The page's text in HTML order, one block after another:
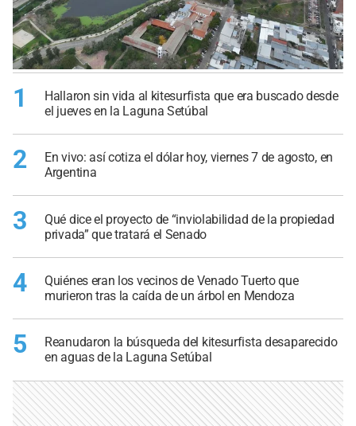
1
Hallaron sin vida al kitesurfista que era buscado desde
el jueves en la Laguna Setúbal
2
En vivo: así cotiza el dólar hoy, viernes 7 de agosto, en
Argentina
3
Qué dice el proyecto de “inviolabilidad de la propiedad
privada” que tratará el Senado
4
Quiénes eran los vecinos de Venado Tuerto que
murieron tras la caída de un árbol en Mendoza
5
Reanudaron la búsqueda del kitesurfista desaparecido
en aguas de la Laguna Setúbal